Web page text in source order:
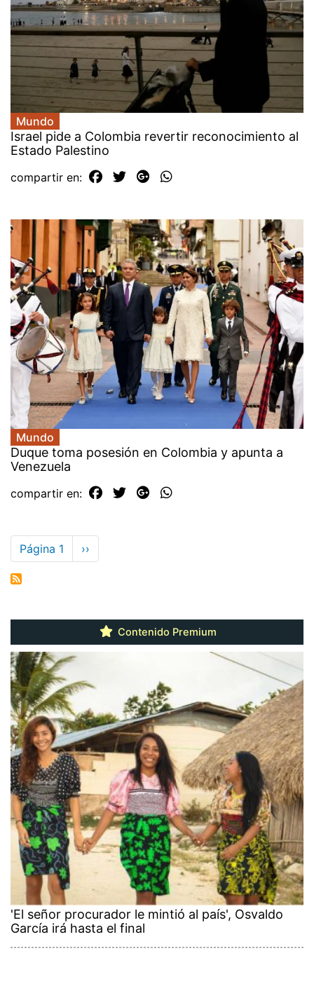
Mundo
Israel pide a Colombia revertir reconocimiento al
Estado Palestino
compartir en:
Mundo
Duque toma posesión en Colombia y apunta a
Venezuela
compartir en:
Paginación
Página 1
Siguiente
página
››
Contenido Premium
'El señor procurador le mintió al país', Osvaldo
García irá hasta el final